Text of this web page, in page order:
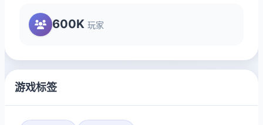
600K 玩家
游戏标签